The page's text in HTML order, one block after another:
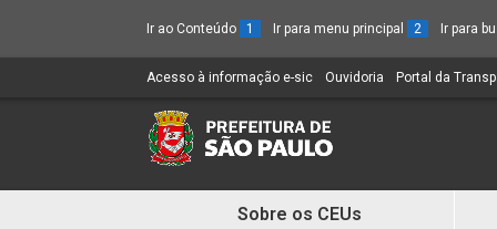
Ir ao Conteúdo 1 Ir para menu principal 2 Ir para
Acesso à informação e-sic (Link
um
novo
Ouvidoria (Link
Portal da
Sobre os CEUs